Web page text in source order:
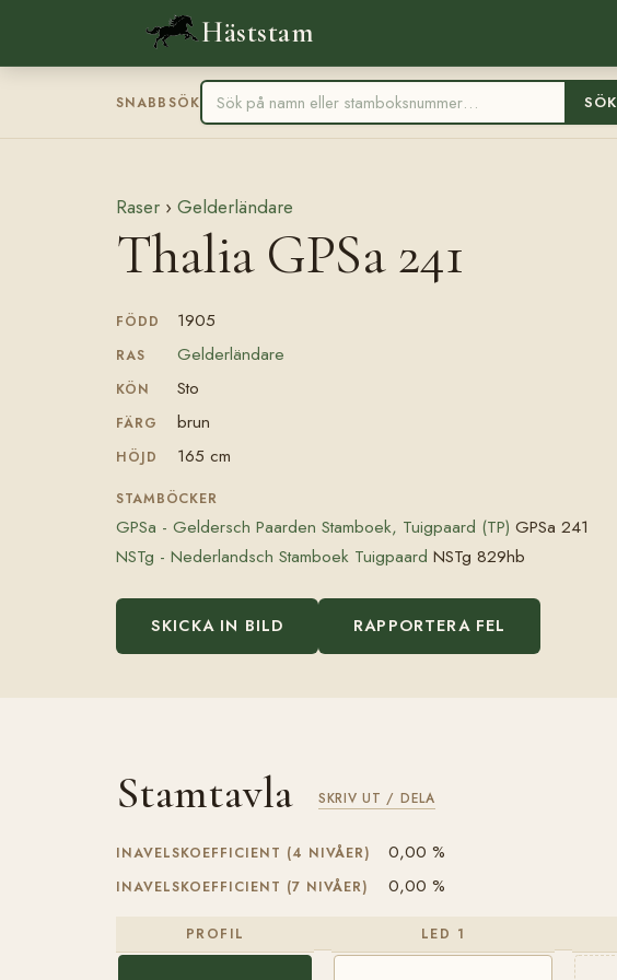
Häststam
SNABBSÖK SÖK
Raser › Gelderländare
Thalia GPSa 241
FÖDD 1905
RAS Gelderländare
KÖN Sto
FÄRG brun
HÖJD 165 cm
STAMBÖCKER
GPSa - Geldersch Paarden Stamboek, Tuigpaard (TP) GPSa 241
NSTg - Nederlandsch Stamboek Tuigpaard NSTg 829hb
SKICKA IN BILD RAPPORTERA FEL
Stamtavla SKRIV UT / DELA
INAVELSKOEFFICIENT (4 NIVÅER) 0,00 %
INAVELSKOEFFICIENT (7 NIVÅER) 0,00 %
PROFIL LED 1